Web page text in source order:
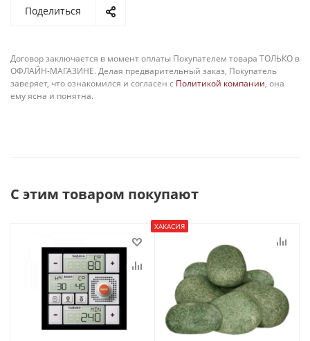
Поделиться
Договор заключается в момент оплаты Покупателем товара ТОЛЬКО в
ОФЛАЙН-МАГАЗИНЕ. Делая предварительный заказ, Покупатель
заверяет, что ознакомился и согласен с Политикой компании, она
ему ясна и понятна.
С этим товаром покупают
ХАКАСИЯ